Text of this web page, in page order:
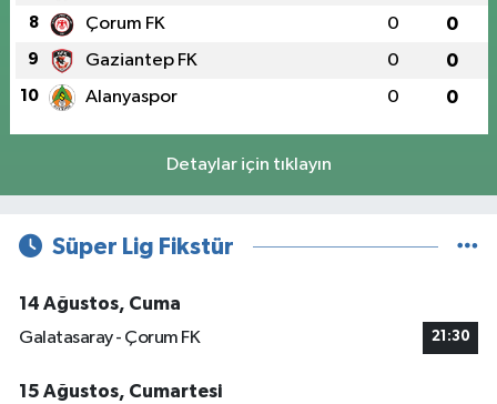
8 Çorum FK 0 0
9 Gaziantep FK 0 0
10 Alanyaspor 0 0
Detaylar için tıklayın
Süper Lig Fikstür
14 Ağustos, Cuma
Galatasaray - Çorum FK
21:30
15 Ağustos, Cumartesi